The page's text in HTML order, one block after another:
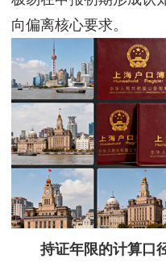
新
闻
讯
联
我
们
向偏离核心要求。
持证年限的计算口